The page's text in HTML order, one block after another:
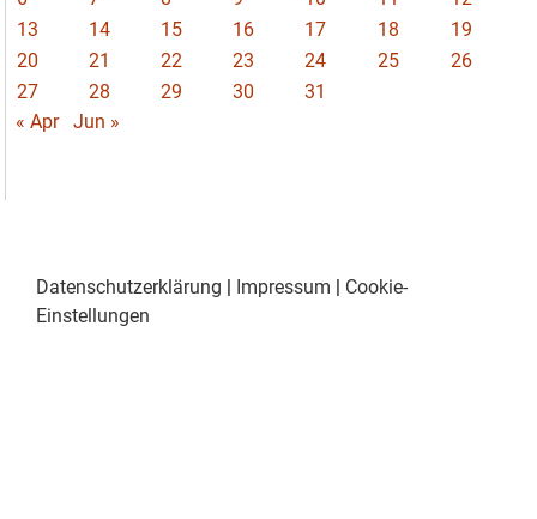
13
14 15 16 17 18
19
20
21 22 23 24 25
26
27
28 29 30
31
« Apr
Jun »
Datenschutzerklärung Impressum
Cookie-
Einstellungen